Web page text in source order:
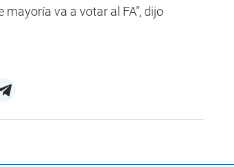
va a votar al FA”, dijo